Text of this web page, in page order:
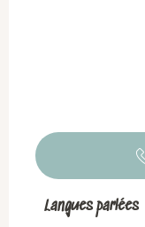
Langues parlées
Langues parlées